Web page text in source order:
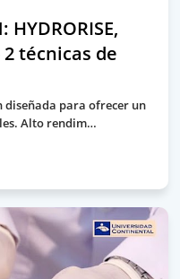
HYDRORISE,
técnicas de
diseñada para ofrecer un
Alto rendim…